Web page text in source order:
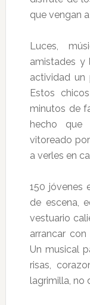
que vengan
Luces,
amistades y
actividad un
Estos
minutos de
hecho
vitoreado
a verles en
150 jóvenes
de escena,
vestuario
arrancar
Un musical
risas,
lagrimilla, no